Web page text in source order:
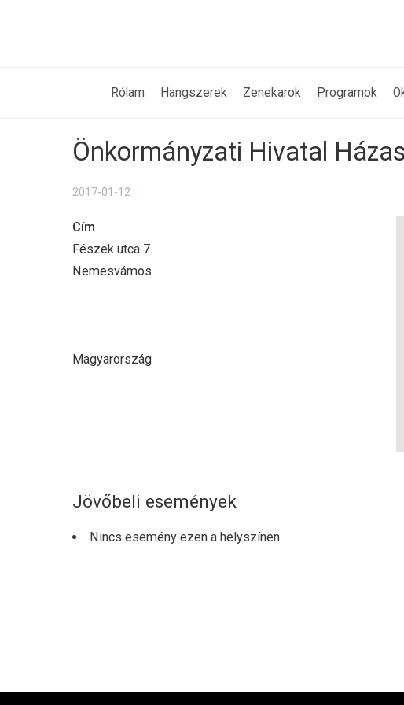
Rólam Hangszerek Zenekarok Programok
Önkormányzati Hivatal
2017-01-12
Cím
Fészek utca 7.
Nemesvámos
Magyarország
Jövőbeli események
Nincs esemény ezen a helyszínen